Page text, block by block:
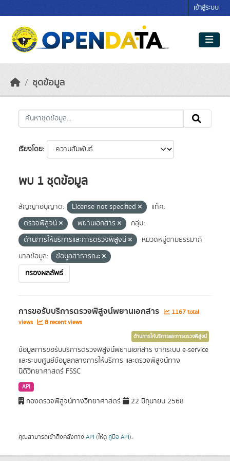
เข้าสู่ระบบ
ชุดข้อมูล
เรียงโดย
พบ 1 ชุดข้อมูล
สัญญาอนุญาต: License not specified
แท็ค:
ตรวจพิสูจน์
พยานเอกสาร
กลุ่ม:
ด้านการให้บริการและการตรวจพิสูจน์
หมวดหมู่ตามธรรมาภิ
บาลข้อมูล:
ข้อมูลสาธารณะ
กรองผลลัพธ์
การขอรับบริการตรวจพิสูจน์พยานเอกสาร
1167 total
views
8 recent views
ด้านการให้บริการและการตรวจพิสูจน์
ข้อมูลการขอรับบริการตรวจพิสูจน์พยานเอกสาร จากระบบ e-service
และระบบศูนย์ข้อมูลกลางการให้บริการ และตรวจพิสูจน์ทาง
นิติวิทยาศาสตร์ FSSC
API
กองตรวจพิสูจน์ทางวิทยาศาสตร์ 22 มิถุนายน 2568
คุณสามารถเข้าถึงคลังทาง API (ให้ดู คู่มือ API).